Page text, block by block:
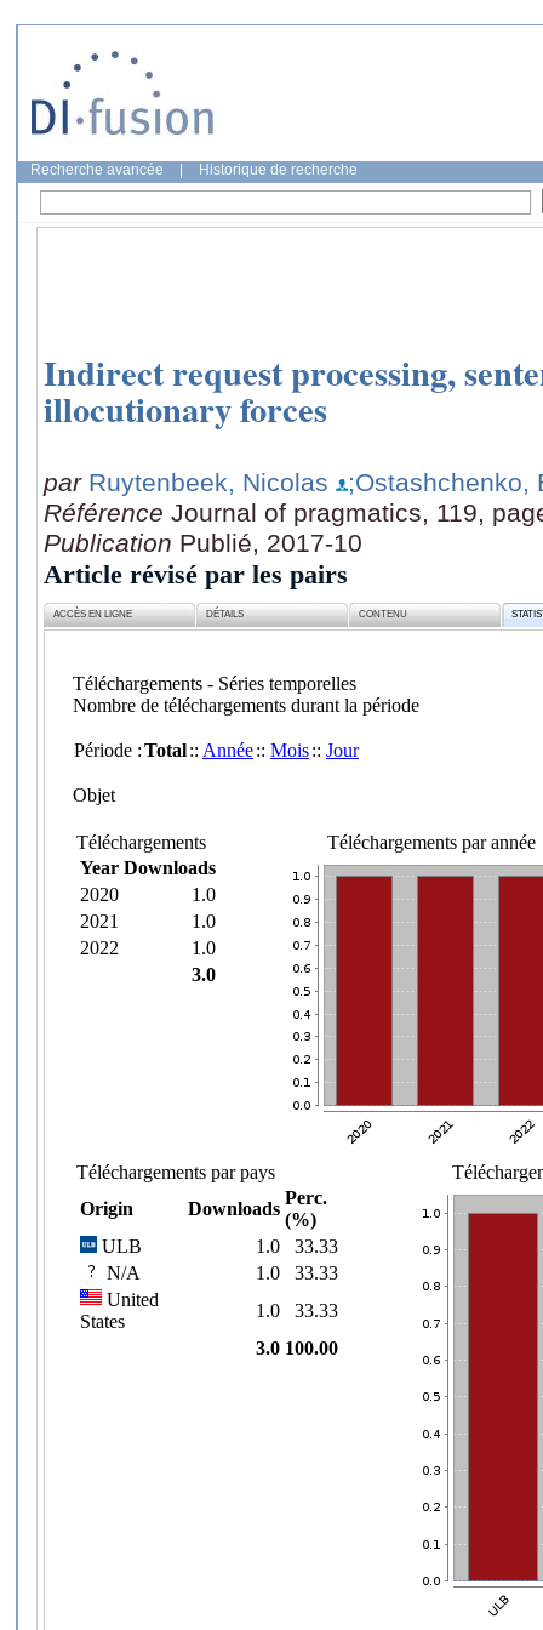
Recherche avancée Historique de recherche
Indirect request processing,
illocutionary forces
par Ruytenbeek, Nicolas
;Ostashchenko,
Référence Journal of pragmatics, 119,
Publication Publié, 2017-10
Article révisé par les pairs
ACCÈS EN LIGNE DÉTAILS CONTENU